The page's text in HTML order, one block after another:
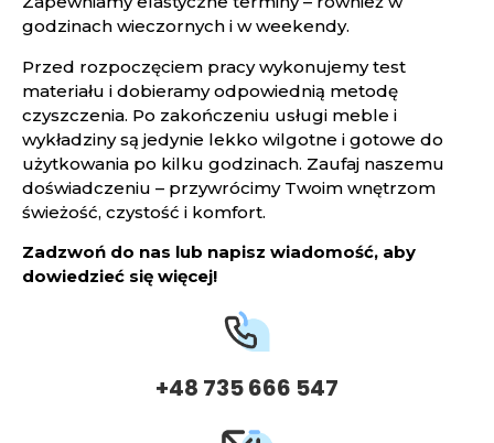
godzinach wieczornych i w weekendy.
Przed rozpoczęciem pracy wykonujemy test
materiału i dobieramy odpowiednią metodę
czyszczenia. Po zakończeniu usługi meble i
wykładziny są jedynie lekko wilgotne i gotowe do
użytkowania po kilku godzinach. Zaufaj naszemu
doświadczeniu – przywrócimy Twoim wnętrzom
świeżość, czystość i komfort.
Zadzwoń do nas lub napisz wiadomość, aby
dowiedzieć się więcej!
+48 735 666 547